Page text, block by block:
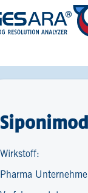
Wirkstoff:
Pharma